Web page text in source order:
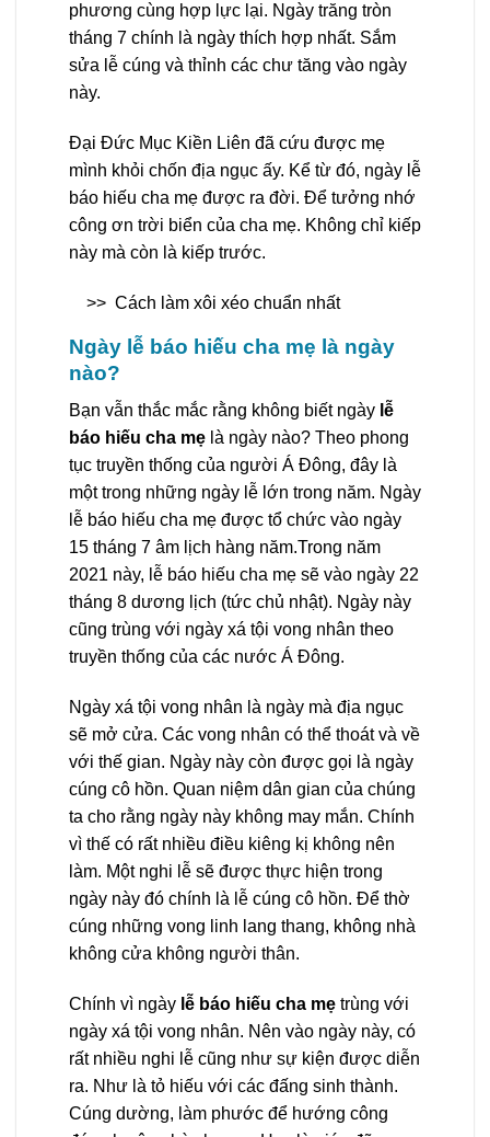
phương cùng hợp lực lại. Ngày trăng tròn
tháng 7 chính là ngày thích hợp nhất. Sắm
sửa lễ cúng và thỉnh các chư tăng vào ngày
này.
Đại Đức Mục Kiền Liên đã cứu được mẹ
mình khỏi chốn địa ngục ấy. Kể từ đó, ngày lễ
báo hiếu cha mẹ được ra đời. Để tưởng nhớ
công ơn trời biển của cha mẹ. Không chỉ kiếp
này mà còn là kiếp trước.
>> Cách làm xôi xéo chuẩn nhất
Ngày lễ báo hiếu cha mẹ là ngày
nào?
Bạn vẫn thắc mắc rằng không biết ngày lễ
báo hiếu cha mẹ là ngày nào? Theo phong
tục truyền thống của người Á Đông, đây là
một trong những ngày lễ lớn trong năm. Ngày
lễ báo hiếu cha mẹ được tổ chức vào ngày
15 tháng 7 âm lịch hàng năm.Trong năm
2021 này, lễ báo hiếu cha mẹ sẽ vào ngày 22
tháng 8 dương lịch (tức chủ nhật). Ngày này
cũng trùng với ngày xá tội vong nhân theo
truyền thống của các nước Á Đông.
Ngày xá tội vong nhân là ngày mà địa ngục
sẽ mở cửa. Các vong nhân có thể thoát và về
với thế gian. Ngày này còn được gọi là ngày
cúng cô hồn. Quan niệm dân gian của chúng
ta cho rằng ngày này không may mắn. Chính
vì thế có rất nhiều điều kiêng kị không nên
làm. Một nghi lễ sẽ được thực hiện trong
ngày này đó chính là lễ cúng cô hồn. Để thờ
cúng những vong linh lang thang, không nhà
không cửa không người thân.
Chính vì ngày lễ báo hiếu cha mẹ trùng với
ngày xá tội vong nhân. Nên vào ngày này, có
rất nhiều nghi lễ cũng như sự kiện được diễn
ra. Như là tỏ hiếu với các đấng sinh thành.
Cúng dường, làm phước để hướng công